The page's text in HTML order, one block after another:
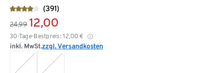
(391)
24,99 12,00
30-Tage-Bestpreis: 12,00 €
inkl. MwSt.zzgl. Versandkosten